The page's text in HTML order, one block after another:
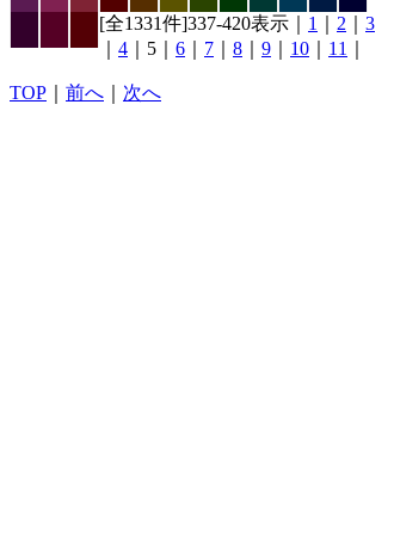
[全1331件]337-420表示｜ 1 2
3
4 ｜5｜ 6 7 8 9 10 11
TOP 前へ 次へ